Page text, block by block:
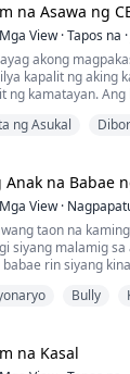
lalaki, kundi
na Asawa ng
Mga View·Tapos na ·
akong
kapalit ng aking
ng kamatayan.
niyang
abortion o
t...
ng Asukal
Anak na Babae
Mga View·
taon na
siyang malamig
babae rin siyang
ng diborsyo.
ng diborsyo,
ko kundi pati na
Bully
na Kasal